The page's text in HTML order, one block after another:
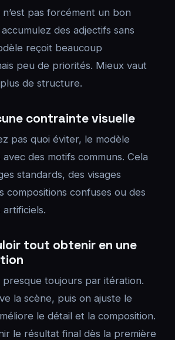
pas forcément un bon
des adjectifs sans
reçoit beaucoup
peu de priorités. Mieux vaut
de structure.
contrainte visuelle
pas quoi éviter, le modèle
des motifs communs. Cela
standards, des visages
compositions confuses ou des
tout obtenir en une
presque toujours par itération.
la scène, puis on ajuste le
le détail et la composition.
le résultat final dès la première